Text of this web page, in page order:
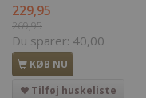
229,95
269,95
Du sparer: 40,00
KØB NU
Tilføj huskeliste